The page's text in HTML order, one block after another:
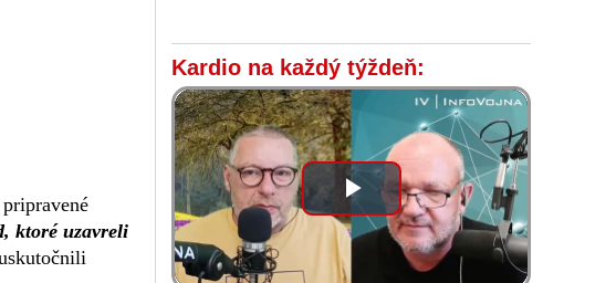
ktoré uzavreli
Kardio na každý týždeň:
Play
Video